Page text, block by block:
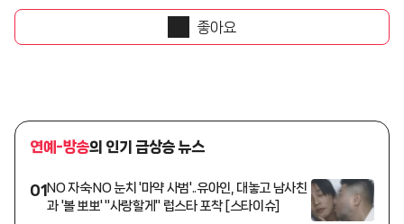
좋아요
연예-방송의 인기 급상승 뉴스
01NO 자숙·NO 눈치 '마약 사범'..유아인, 대놓고 남사친
과 '볼 뽀뽀' "사랑할게" 럽스타 포착 [스타이슈]